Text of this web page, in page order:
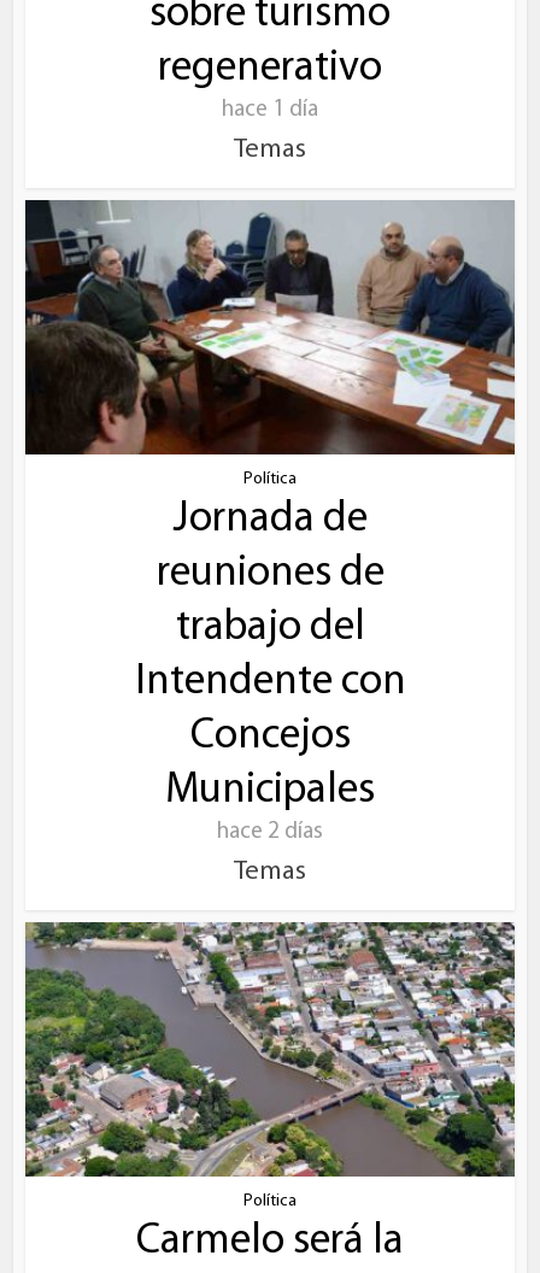
sobre turismo
regenerativo
hace 1 día
Temas
Política
Jornada de
reuniones de
trabajo del
Intendente con
Concejos
Municipales
hace 2 días
Temas
Política
Carmelo será la